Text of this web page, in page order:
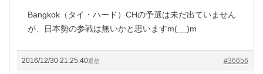
Bangkok（タイ・ハード）CHの予選は未だ出ていません
が、日本勢の参戦は無いかと思いますm(__)m
2016/12/30 21:25:40 #36656
返信